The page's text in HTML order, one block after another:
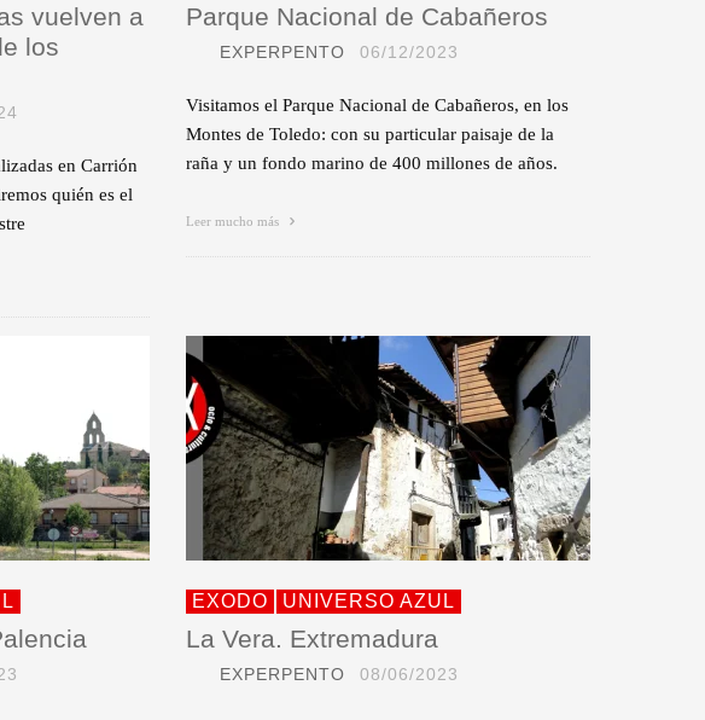
vuelven a
los
en Carrión
quién es el
Parque Nacional de Cabañeros
EXPERPENTO 06/12/2023
Visitamos el Parque Nacional de Cabañeros, en los
Montes de Toledo: con su particular paisaje de la
raña y un fondo marino de 400 millones de años.
Leer mucho más
EXODO UNIVERSO AZUL
La Vera. Extremadura
EXPERPENTO 08/06/2023